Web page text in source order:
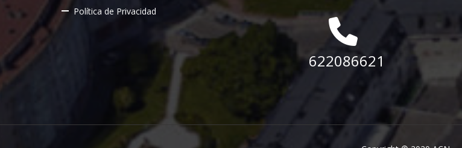
Política de Privacidad
622086621